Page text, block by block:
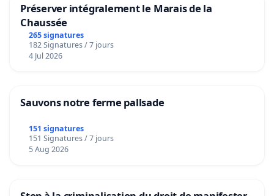
Préserver intégralement le Marais de la
Chaussée
265 signatures
182 Signatures / 7 jours
4 Jul 2026
Sauvons notre ferme pallsade
151 signatures
151 Signatures / 7 jours
5 Aug 2026